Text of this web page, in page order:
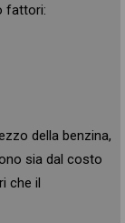
fattori:
della benzina,
sia dal costo
che il